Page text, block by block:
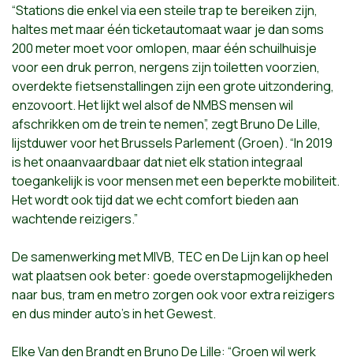
“Stations die enkel via een steile trap te bereiken zijn,
haltes met maar één ticketautomaat waar je dan soms
200 meter moet voor omlopen, maar één schuilhuisje
voor een druk perron, nergens zijn toiletten voorzien,
overdekte fietsenstallingen zijn een grote uitzondering,
enzovoort. Het lijkt wel alsof de NMBS mensen wil
afschrikken om de trein te nemen”, zegt Bruno De Lille,
lijstduwer voor het Brussels Parlement (Groen). “In 2019
is het onaanvaardbaar dat niet elk station integraal
toegankelijk is voor mensen met een beperkte mobiliteit.
Het wordt ook tijd dat we echt comfort bieden aan
wachtende reizigers.”
De samenwerking met MIVB, TEC en De Lijn kan op heel
wat plaatsen ook beter: goede overstapmogelijkheden
naar bus, tram en metro zorgen ook voor extra reizigers
en dus minder auto’s in het Gewest.
Elke Van den Brandt en Bruno De Lille: “Groen wil werk